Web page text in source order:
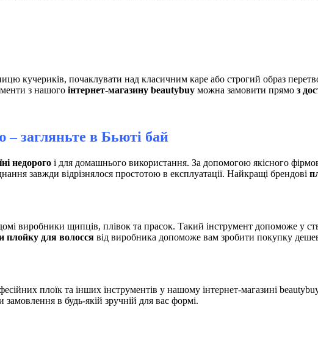
кучериків, почаклувати над класичним каре або строгий образ
з нашого інтернет-магазину beautybuy можна замовити прямо з
загляньте в Бьюті бай
недорого і для домашнього використання. За допомогою якісного
завжди відрізнялося простотою в експлуатації. Найкращі брендові
виробники щипців, плівок та прасок. Такий інструмент допоможе у
плойку для волосся від виробника допоможе вам зробити покупку
плоїк та інших інструментів у нашому інтернет-магазині
в будь-якій зручній для вас формі.